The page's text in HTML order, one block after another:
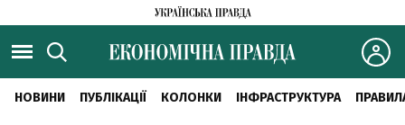
НОВИНИ ПУБЛІКАЦІЇ КОЛОНКИ ІНФРАСТРУКТУРА